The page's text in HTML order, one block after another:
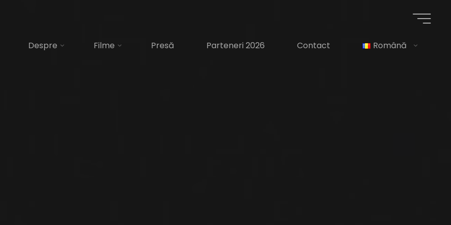
Despre Filme Presă Parteneri 2026 Contact Română